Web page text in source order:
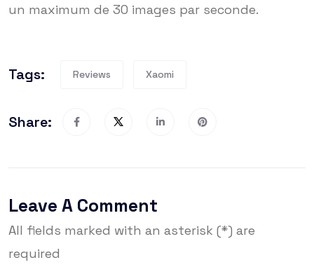
un maximum de 30 images par seconde.
Tags: Reviews Xaomi
Share:
Leave A Comment
All fields marked with an asterisk (*) are
required